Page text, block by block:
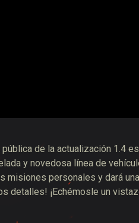
de la actualización 1.4
y novedosa línea de
personales y dará
detalles! ¡Echémosle un